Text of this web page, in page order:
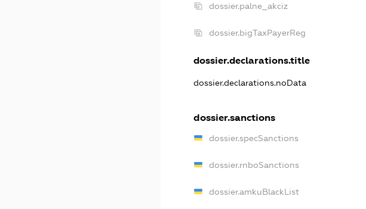
dossier.palne_akciz
dossier.bigTaxPayerReg
dossier.declarations.title
dossier.declarations.noData
dossier.sanctions
dossier.specSanctions
dossier.rnboSanctions
dossier.amkuBlackList